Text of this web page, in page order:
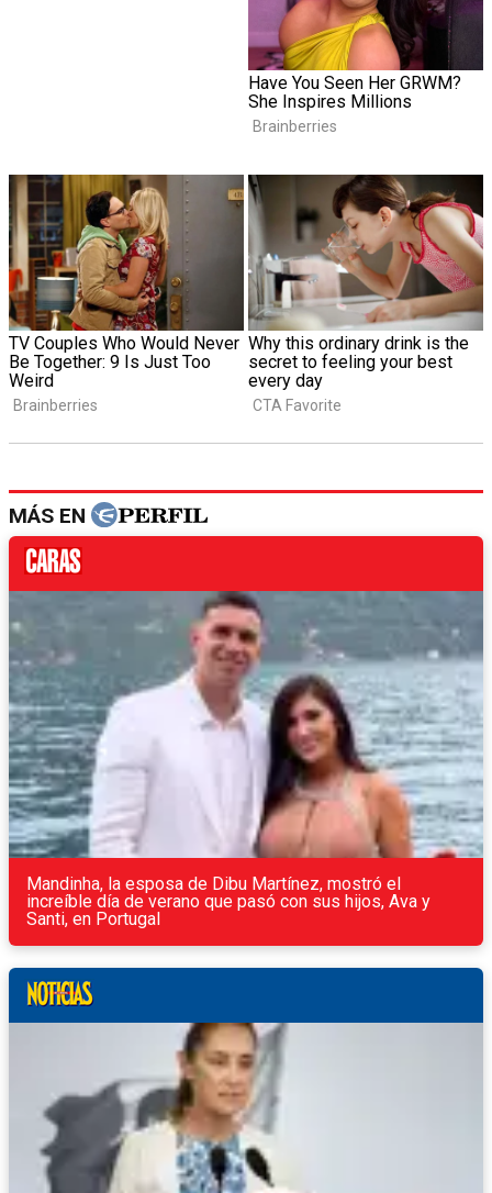
MÁS EN
Mandinha, la esposa de Dibu Martínez, mostró el
increíble día de verano que pasó con sus hijos, Ava y
Santi, en Portugal